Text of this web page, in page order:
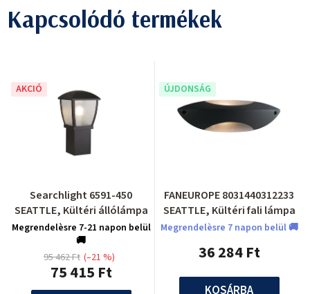
Kapcsolódó termékek
AKCIÓ
Searchlight 6591-450
SEATTLE, Kültéri állólámpa
Megrendelèsre 7-21 napon belül
🚚
75 415 Ft
95 462 Ft (–21 %)
ÚJDONSÁG
FANEUROPE 8031440312233
SEATTLE, Kültéri fali lámpa
Megrendelèsre 7 napon belül 🚚
36 284 Ft
KOSÁRBA